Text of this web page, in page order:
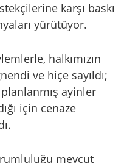
karşı baskı
yürütüyor.
halkımızın
ve hiçe sayıldı;
ayinler
için cenaze
mevcut